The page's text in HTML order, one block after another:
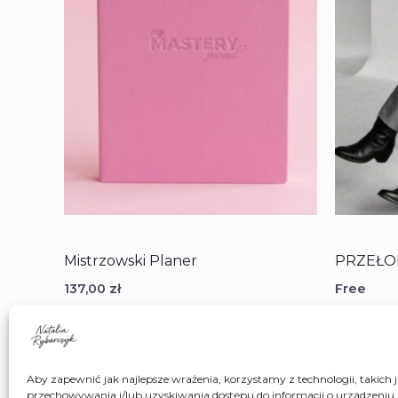
Aby zapewnić jak najlepsze wrażenia, korzystamy z technologii, takich
przechowywania i/lub uzyskiwania dostępu do informacji o
Mistrzowski Planer
137,00 zł
na
Free